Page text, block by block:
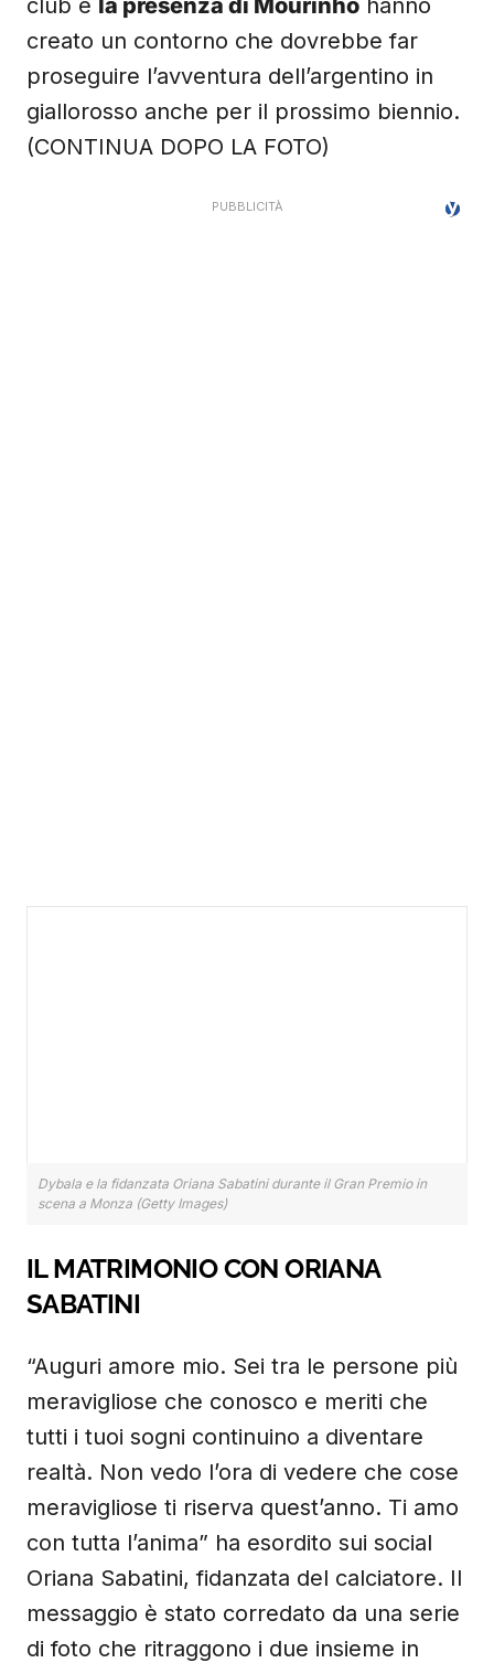
creato un contorno che dovrebbe far
proseguire l’avventura dell’argentino in
giallorosso anche per il prossimo biennio.
(CONTINUA DOPO LA FOTO)
Dybala e la fidanzata Oriana Sabatini durante il Gran Premio in
scena a Monza (Getty Images)
IL MATRIMONIO CON ORIANA
SABATINI
“Auguri amore mio. Sei tra le persone più
meravigliose che conosco e meriti che
tutti i tuoi sogni continuino a diventare
realtà. Non vedo l’ora di vedere che cose
meravigliose ti riserva quest’anno. Ti amo
con tutta l’anima” ha esordito sui social
Oriana Sabatini, fidanzata del calciatore. Il
messaggio è stato corredato da una serie
di foto che ritraggono i due insieme in